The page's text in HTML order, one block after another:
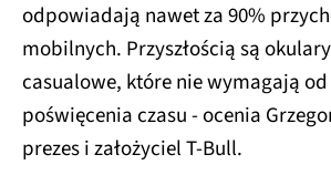
odpowiadają nawet za 90%
mobilnych. Przyszłością są
casualowe, które nie wymagają
poświęcenia czasu - ocenia
prezes i założyciel T-Bull.